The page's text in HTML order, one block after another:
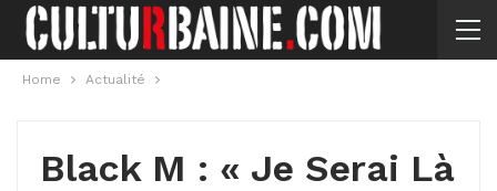
Home Actualité
Black M : « Je Serai Là